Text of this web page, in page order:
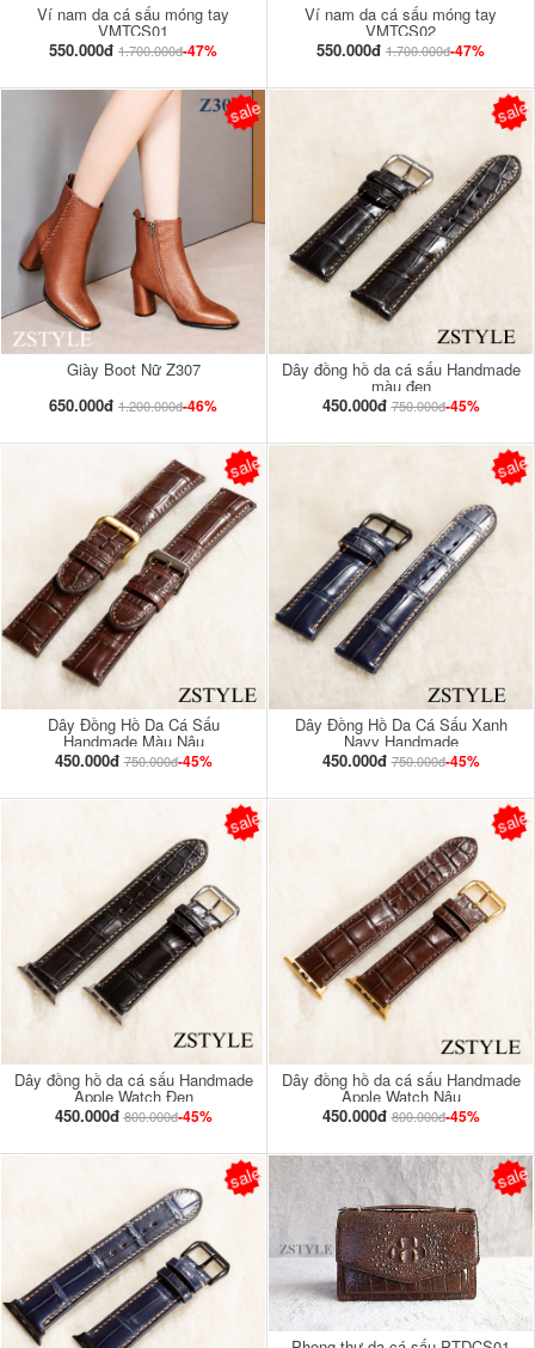
Ví nam da cá sấu móng tay
VMTCS01
550.000đ 1.700.000đ-47%
Ví nam da cá sấu móng tay
VMTCS02
550.000đ 1.700.000đ-47%
Giày Boot Nữ Z307
650.000đ 1.200.000đ-46%
sale
Dây đồng hồ da cá sấu Handmade
màu đen
450.000đ 750.000đ-45%
sale
Dây Đồng Hồ Da Cá Sấu
Handmade Màu Nâu
450.000đ 750.000đ-45%
sale
Dây Đồng Hồ Da Cá Sấu Xanh
Navy Handmade
450.000đ 750.000đ-45%
sale
Dây đồng hồ da cá sấu Handmade
Apple Watch Đen
450.000đ 800.000đ-45%
sale
Dây đồng hồ da cá sấu Handmade
Apple Watch Nâu
450.000đ 800.000đ-45%
sale
sale sale